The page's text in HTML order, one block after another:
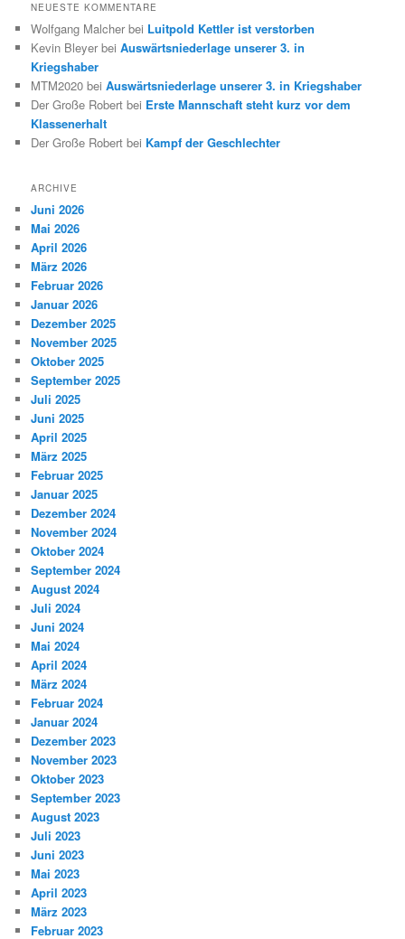
NEUESTE KOMMENTARE
Wolfgang Malcher bei Luitpold Kettler ist verstorben
Kevin Bleyer beiAuswärtsniederlage unserer 3. in
Kriegshaber
MTM2020 beiAuswärtsniederlage unserer 3. in Kriegshaber
Der Große Robert bei Erste Mannschaft steht kurz vor dem
Klassenerhalt
Der Große Robert bei Kampf der Geschlechter
ARCHIVE
Juni 2026
Mai 2026
April 2026
März 2026
Februar 2026
Januar 2026
Dezember 2025
November 2025
Oktober 2025
September 2025
Juli 2025
Juni 2025
April 2025
März 2025
Februar 2025
Januar 2025
Dezember 2024
November 2024
Oktober 2024
September 2024
August 2024
Juli 2024
Juni 2024
Mai 2024
April 2024
März 2024
Februar 2024
Januar 2024
Dezember 2023
November 2023
Oktober 2023
September 2023
August 2023
Juli 2023
Juni 2023
Mai 2023
April 2023
März 2023
Februar 2023